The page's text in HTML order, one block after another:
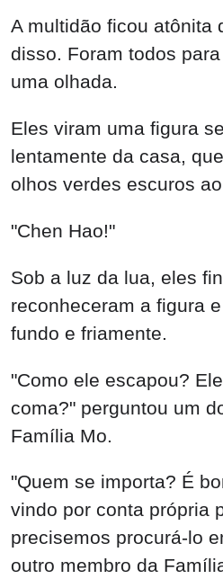
A multidão ficou atônita
disso. Foram todos
uma olhada.
Eles viram uma figura
lentamente da casa,
olhos verdes escuros
"Chen Hao!"
Sob a luz da lua, eles
reconheceram a figura
fundo e friamente.
"Como ele escapou?
coma?" perguntou um
Família Mo.
"Quem se importa? É
vindo por conta própria
precisemos procurá-lo
outro membro da